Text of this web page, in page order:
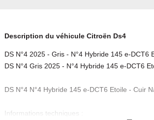
Description du véhicule Citroën Ds4
DS N°4 2025 - Gris - N°4 Hybride 145 e-DCT6
DS N°4 Gris 2025 - N°4 Hybride 145 e-DCT6
DS N°4 N°4 Hybride 145 e-DCT6 Etoile - Cuir
Informations techniques :